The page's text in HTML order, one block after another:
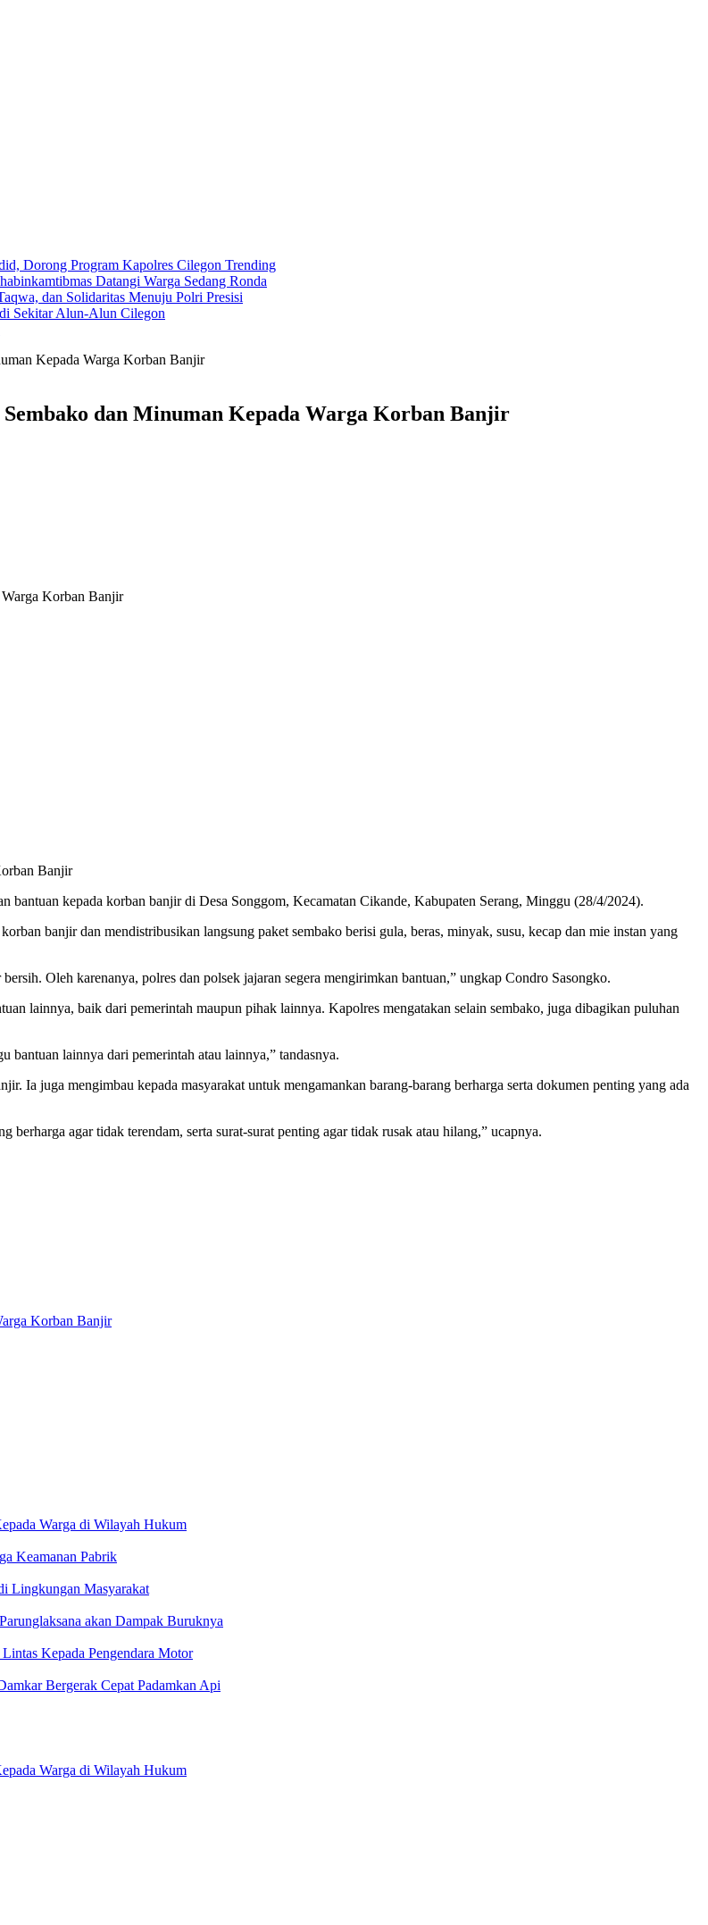
Dorong Program Kapolres Cilegon Trending
Datangi Warga Sedang Ronda
dan Solidaritas Menuju Polri Presisi
Sekitar Alun-Alun Cilegon
Kepada Warga Korban Banjir
dan Minuman Kepada Warga Korban Banjir
Korban Banjir
Banjir
bantuan kepada korban banjir di Desa Songgom, Kecamatan Cikande, Kabupaten Serang, Minggu (28/4/2024).
banjir dan mendistribusikan langsung paket sembako berisi gula, beras, minyak, susu, kecap dan mie instan yang
Oleh karenanya, polres dan polsek jajaran segera mengirimkan bantuan,” ungkap Condro Sasongko.
lainnya, baik dari pemerintah maupun pihak lainnya. Kapolres mengatakan selain sembako, juga dibagikan puluhan
bantuan lainnya dari pemerintah atau lainnya,” tandasnya.
Ia juga mengimbau kepada masyarakat untuk mengamankan barang-barang berharga serta dokumen penting yang ada
berharga agar tidak terendam, serta surat-surat penting agar tidak rusak atau hilang,” ucapnya.
Korban Banjir
Warga di Wilayah Hukum
Keamanan Pabrik
Lingkungan Masyarakat
akan Dampak Buruknya
Kepada Pengendara Motor
Bergerak Cepat Padamkan Api
Warga di Wilayah Hukum